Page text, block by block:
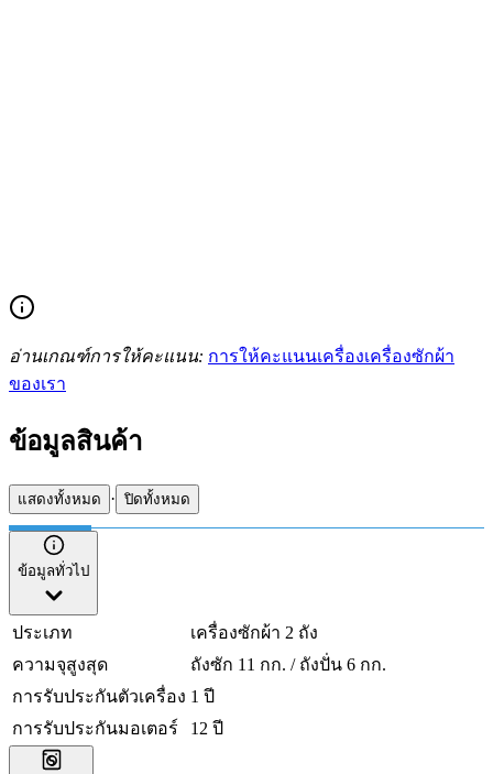
อ่านเกณฑ์การให้คะแนน: การให้คะแนนเครื่องเครื่องซักผ้า
ของเรา
ข้อมูลสินค้า
แสดงทั้งหมด · ปิดทั้งหมด
ข้อมูลทั่วไป
ประเภท
เครื่องซักผ้า 2 ถัง
ความจุสูงสุด
ถังซัก 11 กก. / ถังปั่น 6 กก.
การรับประกันตัวเครื่อง 1 ปี
การรับประกันมอเตอร์
12 ปี